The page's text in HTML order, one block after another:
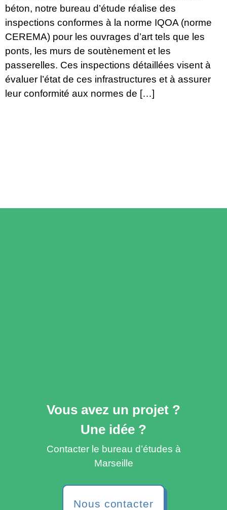
béton, notre bureau d’étude réalise des
inspections conformes à la norme IQOA (norme
CEREMA) pour les ouvrages d’art tels que les
ponts, les murs de soutènement et les
passerelles. Ces inspections détaillées visent à
évaluer l’état de ces infrastructures et à assurer
leur conformité aux normes de […]
Vous avez un projet ?
Une idée ?
Contacter le bureau d’études à
Marseille
Nous contacter